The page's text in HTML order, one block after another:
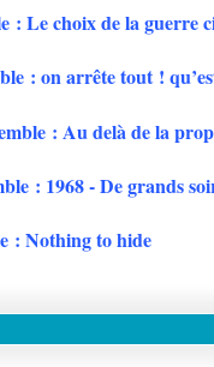
: Le choix de la guerre
: on arrête tout !
: Au delà de la
: 1968 - De grands
: Nothing to hide